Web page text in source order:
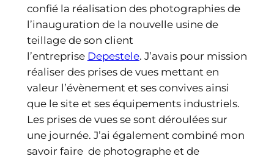
confié la réalisation des photographies de
l’inauguration de la nouvelle usine de
teillage de son client
l’entreprise Depestele. J’avais pour mission
réaliser des prises de vues mettant en
valeur l’évènement et ses convives ainsi
que le site et ses équipements industriels.
Les prises de vues se sont déroulées sur
une journée. J’ai également combiné mon
savoir faire de photographe et de